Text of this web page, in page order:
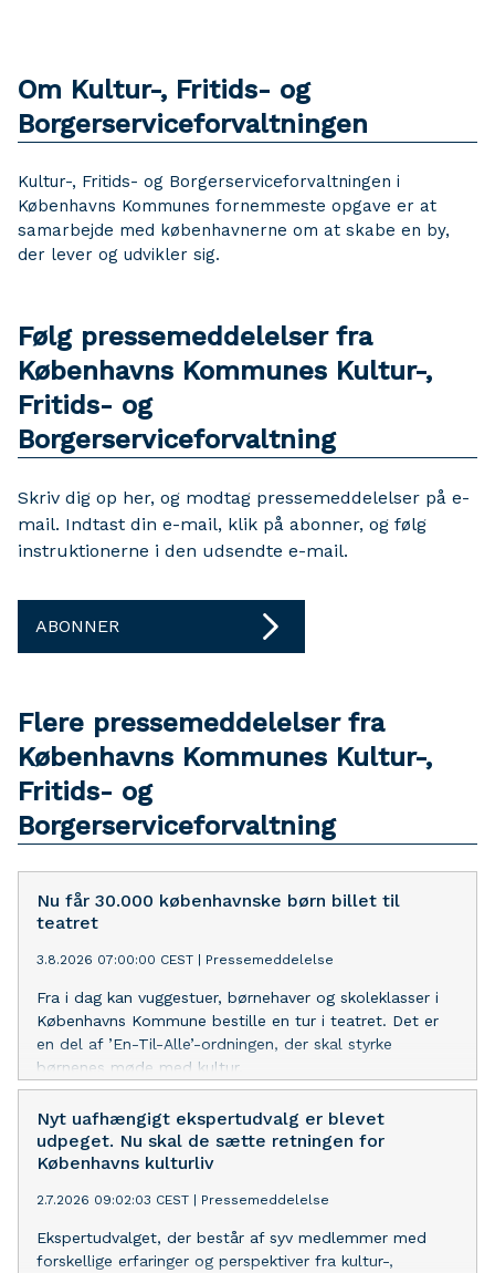
Om Kultur-, Fritids- og
Borgerserviceforvaltningen
Kultur-, Fritids- og Borgerserviceforvaltningen i
Københavns Kommunes fornemmeste opgave er at
samarbejde med københavnerne om at skabe en by,
der lever og udvikler sig.
Følg pressemeddelelser fra
Københavns Kommunes Kultur-,
Fritids- og
Borgerserviceforvaltning
Skriv dig op her, og modtag pressemeddelelser på e-
mail. Indtast din e-mail, klik på abonner, og følg
instruktionerne i den udsendte e-mail.
ABONNER
Flere pressemeddelelser fra
Københavns Kommunes Kultur-,
Fritids- og
Borgerserviceforvaltning
Nu får 30.000 københavnske børn billet til
teatret
3.8.2026 07:00:00 CEST | Pressemeddelelse
Fra i dag kan vuggestuer, børnehaver og skoleklasser i
Københavns Kommune bestille en tur i teatret. Det er
en del af ’En-Til-Alle’-ordningen, der skal styrke
børnenes møde med kultur.
Nyt uafhængigt ekspertudvalg er blevet
udpeget. Nu skal de sætte retningen for
Københavns kulturliv
2.7.2026 09:02:03 CEST | Pressemeddelelse
Ekspertudvalget, der består af syv medlemmer med
forskellige erfaringer og perspektiver fra kultur-,